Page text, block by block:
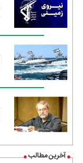
آخرین مطالب